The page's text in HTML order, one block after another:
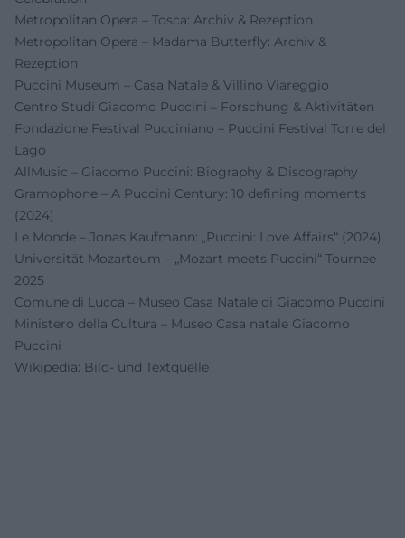
Metropolitan Opera – Tosca: Archiv & Rezeption
Metropolitan Opera – Madama Butterfly: Archiv &
Rezeption
Puccini Museum – Casa Natale & Villino Viareggio
Centro Studi Giacomo Puccini – Forschung & Aktivitäten
Fondazione Festival Pucciniano – Puccini Festival Torre del
Lago
AllMusic – Giacomo Puccini: Biography & Discography
Gramophone – A Puccini Century: 10 defining moments
(2024)
Le Monde – Jonas Kaufmann: „Puccini: Love Affairs“ (2024)
Universität Mozarteum – „Mozart meets Puccini“ Tournee
2025
Comune di Lucca – Museo Casa Natale di Giacomo Puccini
Ministero della Cultura – Museo Casa natale Giacomo
Puccini
Wikipedia: Bild- und Textquelle